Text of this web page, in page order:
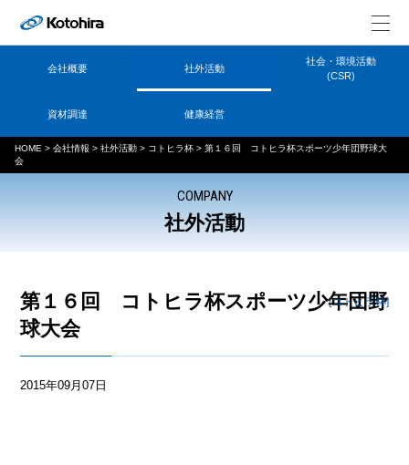
会社概要 社外活動
社会・環境活動
(CSR)
資材調達 健康経営
HOME > 会社情報 > 社外活動 > コトヒラ杯 > 第１６回 コトヒラ杯スポーツ少年団野球大
会
COMPANY
社外活動
第１６回 コトヒラ杯スポーツ少年団野
球大会
[コトヒラ杯]
2015年09月07日